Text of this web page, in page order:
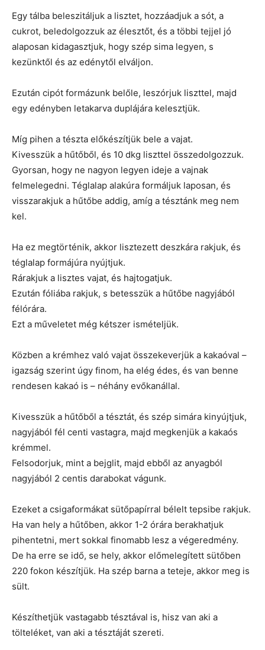
Egy tálba beleszitáljuk a lisztet, hozzáadjuk a sót, a
cukrot, beledolgozzuk az élesztőt, és a többi tejjel jó
alaposan kidagasztjuk, hogy szép sima legyen, s
kezünktől és az edénytől elváljon.
Ezután cipót formázunk belőle, leszórjuk liszttel, majd
egy edényben letakarva duplájára kelesztjük.
Míg pihen a tészta előkészítjük bele a vajat.
Kivesszük a hűtőből, és 10 dkg liszttel összedolgozzuk.
Gyorsan, hogy ne nagyon legyen ideje a vajnak
felmelegedni. Téglalap alakúra formáljuk laposan, és
visszarakjuk a hűtőbe addig, amíg a tésztánk meg nem
kel.
Ha ez megtörténik, akkor lisztezett deszkára rakjuk, és
téglalap formájúra nyújtjuk.
Rárakjuk a lisztes vajat, és hajtogatjuk.
Ezután fóliába rakjuk, s betesszük a hűtőbe nagyjából
félórára.
Ezt a műveletet még kétszer ismételjük.
Közben a krémhez való vajat összekeverjük a kakaóval –
igazság szerint úgy finom, ha elég édes, és van benne
rendesen kakaó is – néhány evőkanállal.
Kivesszük a hűtőből a tésztát, és szép simára kinyújtjuk,
nagyjából fél centi vastagra, majd megkenjük a kakaós
krémmel.
Felsodorjuk, mint a bejglit, majd ebből az anyagból
nagyjából 2 centis darabokat vágunk.
Ezeket a csigaformákat sütőpapírral bélelt tepsibe rakjuk.
Ha van hely a hűtőben, akkor 1-2 órára berakhatjuk
pihentetni, mert sokkal finomabb lesz a végeredmény.
De ha erre se idő, se hely, akkor előmelegített sütőben
220 fokon készítjük. Ha szép barna a teteje, akkor meg is
sült.
Készíthetjük vastagabb tésztával is, hisz van aki a
tölteléket, van aki a tésztáját szereti.